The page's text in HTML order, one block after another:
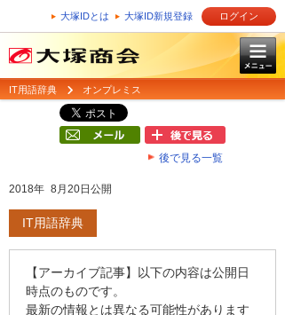
大塚IDとは 大塚ID新規登録 ログイン
IT用語辞典 オンプレミス
後で見る一覧
2018年 8月20日公開
IT用語辞典
【アーカイブ記事】以下の内容は公開日
時点のものです。
最新の情報とは異なる可能性があります